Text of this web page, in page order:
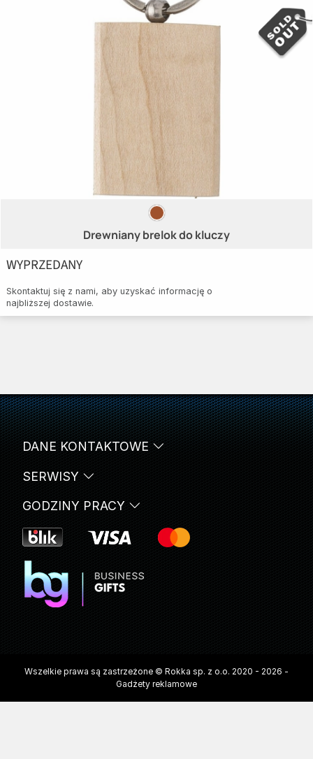
Drewniany brelok do kluczy
WYPRZEDANY
Skontaktuj się z nami, aby uzyskać informację o
najbliższej dostawie.
SERWISY
DANE KONTAKTOWE
GODZINY PRACY
Wszelkie prawa są zastrzeżone © Rokka sp. z o.o. 2020 - 2026 -
Gadżety reklamowe